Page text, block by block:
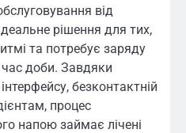
від
рішення для тих,
та потребує заряду
доби. Завдяки
безконтактній
процес
напою займає лічені